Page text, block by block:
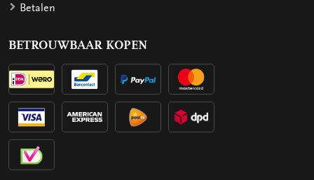
Betalen
BETROUWBAAR KOPEN